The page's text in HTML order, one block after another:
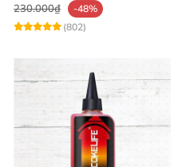
230.000₫
-48%
(802)